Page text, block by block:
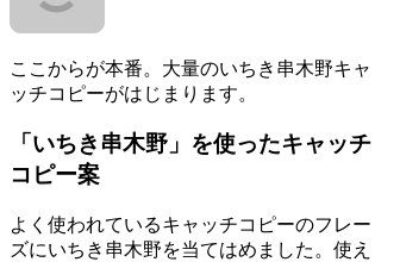
ここからが本番。大量のいちき串木野キャ
ッチコピーがはじまります。
「いちき串木野」を使ったキャッチ
コピー案
よく使われているキャッチコピーのフレー
ズにいちき串木野を当てはめました。使え